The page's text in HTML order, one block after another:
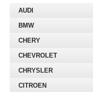
AUDI
BMW
CHERY
CHEVROLET
CHRYSLER
CITROEN